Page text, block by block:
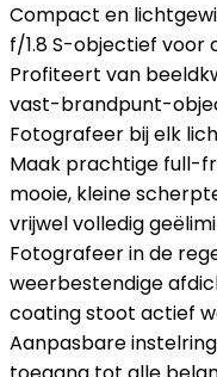
Compact en
f/1.8 S-objectief
Profiteert van
vast-brandpunt-
Fotografeer bij elk
Maak prachtige full-
mooie, kleine
vrijwel volledig
Fotografeer in de
weerbestendige
coating stoot actief
Aanpasbare